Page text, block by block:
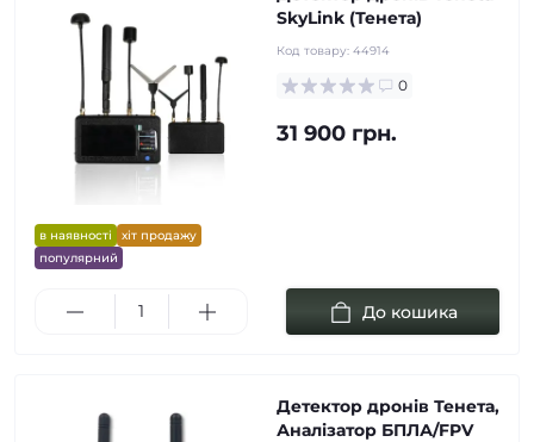
в наявності
хіт продажу
популярний
SkyLink (Тенета)
Код товару: 44914
0
31 900 грн.
До кошика
Детектор дронів Тенета,
Аналізатор БПЛА/FPV